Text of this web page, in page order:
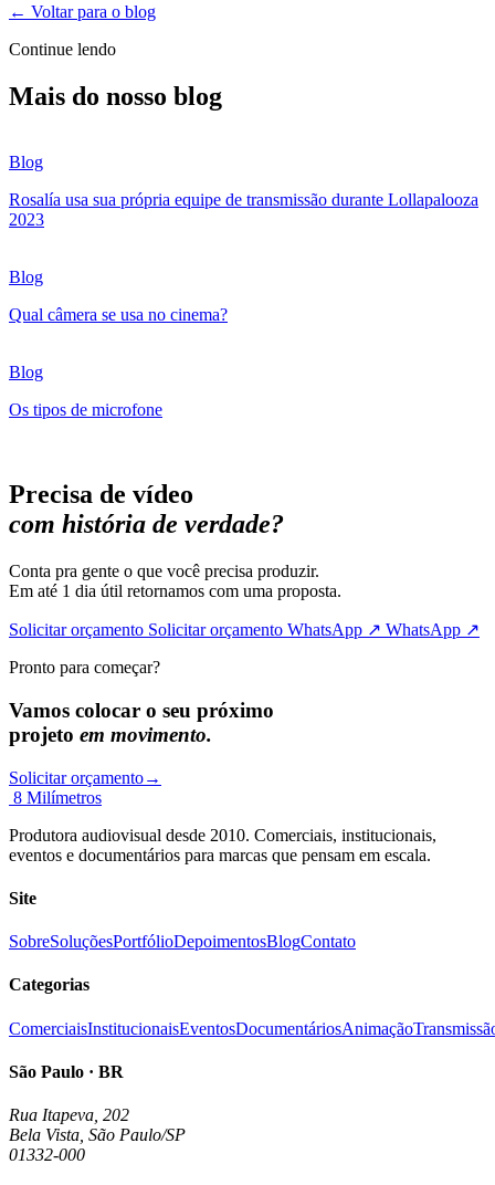
← Voltar para o blog
Continue lendo
Mais do nosso blog
Blog
Rosalía usa sua própria equipe de transmissão durante Lollapalooza
2023
Blog
Qual câmera se usa no cinema?
Blog
Os tipos de microfone
Precisa de vídeo
com história de verdade?
Conta pra gente o que você precisa produzir.
Em até 1 dia útil retornamos com uma proposta.
Solicitar orçamento Solicitar orçamento WhatsApp ↗ WhatsApp ↗
Pronto para começar?
Vamos colocar o seu próximo
projeto em movimento.
Solicitar orçamento→
8 Milímetros
Produtora audiovisual desde 2010. Comerciais, institucionais,
eventos e documentários para marcas que pensam em escala.
Site
SobreSoluçõesPortfólioDepoimentosBlogContato
Categorias
ComerciaisInstitucionaisEventosDocumentáriosAnimação
São Paulo · BR
Rua Itapeva, 202
Bela Vista, São Paulo/SP
01332-000